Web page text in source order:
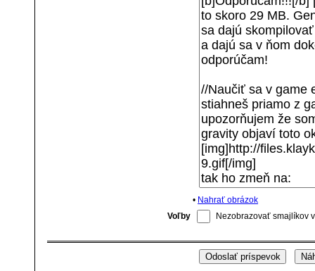
• Nahrať obrázok
Voľby
Nezobrazovať smajlíkov